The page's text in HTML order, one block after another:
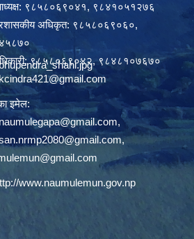
९८५८०६९०४१, ९८४१०५१२७६
अधिकृत: ९८५८०६९०६०,
९८५८०६९०४२, ९८४८१०७६७०
इमेल:
naumulegapa@gmail.com,
,
www.naumulemun.gov.np